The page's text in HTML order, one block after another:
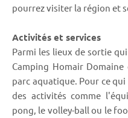
pourrez visiter la région et
Activités et services
Parmi les lieux de sortie
Camping Homair
parc aquatique. Pour ce
des activités comme
pong, le volley-ball ou le